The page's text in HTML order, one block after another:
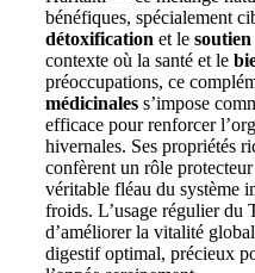
bénéfiques, spécialement
détoxification et le
contexte où la santé et le
préoccupations, ce
médicinales s’impose
efficace pour renforcer
hivernales. Ses propriétés
confèrent un rôle
véritable fléau du système
froids. L’usage régulier du
d’améliorer la vitalité
digestif optimal, précieux